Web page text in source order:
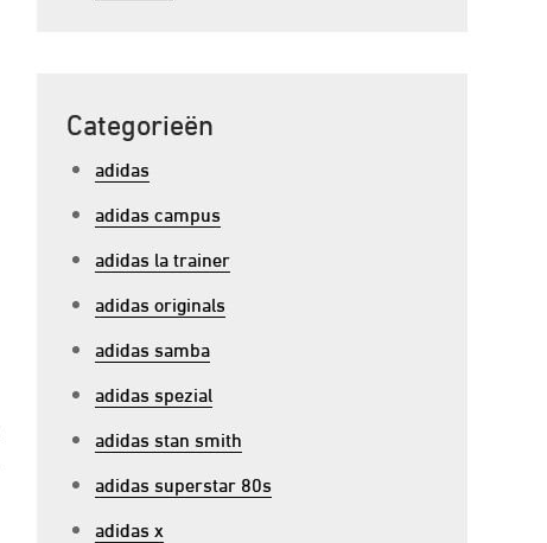
Categorieën
adidas
adidas campus
adidas la trainer
adidas originals
adidas samba
adidas spezial
adidas stan smith
adidas superstar 80s
adidas x